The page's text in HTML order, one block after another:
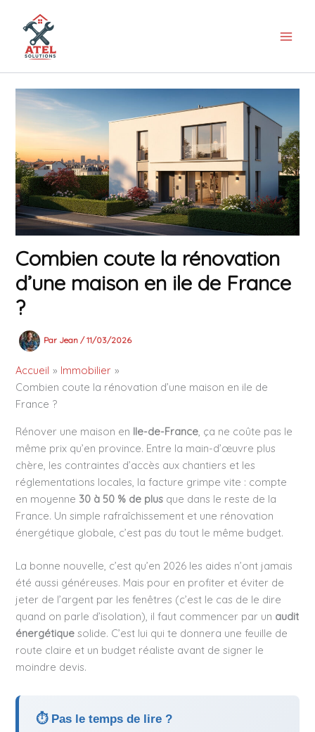
contenu
Combien coute la rénovation
d’une maison en ile de France
?
Par Jean/11/03/2026
Accueil
Immobilier
Combien coute la rénovation d’une maison en ile de
France ?
Rénover une maison en Ile-de-France, ça ne coûte pas le
même prix qu’en province. Entre la main-d’œuvre plus
chère, les contraintes d’accès aux chantiers et les
réglementations locales, la facture grimpe vite : compte
en moyenne 30 à 50 % de plus que dans le reste de la
France. Un simple rafraîchissement et une rénovation
énergétique globale, c’est pas du tout le même budget.
La bonne nouvelle, c’est qu’en 2026 les aides n’ont jamais
été aussi généreuses. Mais pour en profiter et éviter de
jeter de l’argent par les fenêtres (c’est le cas de le dire
quand on parle d’isolation), il faut commencer par un audit
énergétique solide. C’est lui qui te donnera une feuille de
route claire et un budget réaliste avant de signer le
moindre devis.
⏱ Pas le temps de lire ?